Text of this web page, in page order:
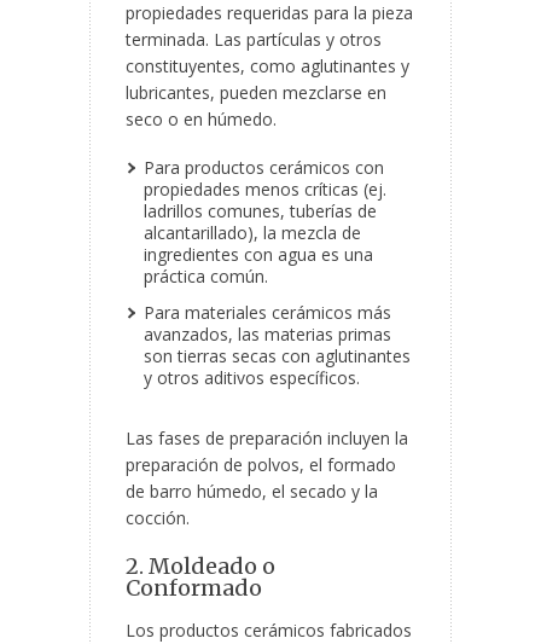
propiedades requeridas para la pieza
terminada. Las partículas y otros
constituyentes, como aglutinantes y
lubricantes, pueden mezclarse en
seco o en húmedo.
Para productos cerámicos con
propiedades menos críticas (ej.
ladrillos comunes, tuberías de
alcantarillado), la mezcla de
ingredientes con agua es una
práctica común.
Para materiales cerámicos más
avanzados, las materias primas
son tierras secas con aglutinantes
y otros aditivos específicos.
Las fases de preparación incluyen la
preparación de polvos, el formado
de barro húmedo, el secado y la
cocción.
2. Moldeado o
Conformado
Los productos cerámicos fabricados